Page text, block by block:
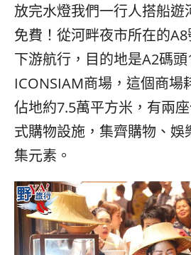
放完水燈我們一行人搭船遊
免費！從河畔夜市所在的
下游航行，目的地是A2碼
ICONSIAM商場，這個商場
佔地約7.5萬平方米，有兩
式購物設施，集齊購物、娛
集元素。